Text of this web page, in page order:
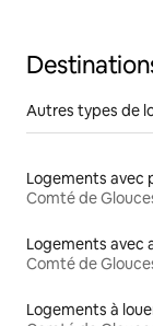
Autres types de
Comté de
Comté de
Logements à